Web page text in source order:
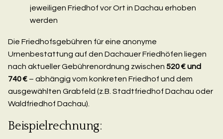
jeweiligen Friedhof vor Ort in Dachau erhoben
werden
Die Friedhofsgebühren für eine anonyme
Urnenbestattung auf den Dachauer Friedhöfen liegen
nach aktueller Gebührenordnung zwischen 520 € und
740 € – abhängig vom konkreten Friedhof und dem
ausgewählten Grabfeld (z.B. Stadtfriedhof Dachau oder
Waldfriedhof Dachau).
Beispielrechnung: